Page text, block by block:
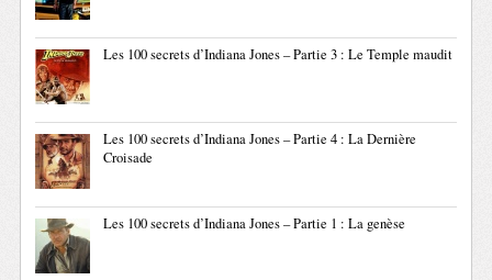
Les 100 secrets d’Indiana Jones – Partie 3 : Le Temple maudit
Les 100 secrets d’Indiana Jones – Partie 4 : La Dernière
Croisade
Les 100 secrets d’Indiana Jones – Partie 1 : La genèse